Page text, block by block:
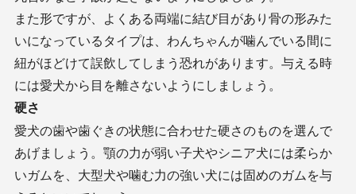
また形ですが、よくある両端に結び目があり骨の形みた
いになっているタイプは、わんちゃんが噛んでいる間に
紐がほどけて誤飲してしまう恐れがあります。与える時
には愛犬から目を離さないようにしましょう。
硬さ
愛犬の歯や歯ぐきの状態に合わせた硬さのものを選んで
あげましょう。顎の力が弱い子犬やシニア犬には柔らか
いガムを、大型犬や噛む力の強い犬には固めのガムを与